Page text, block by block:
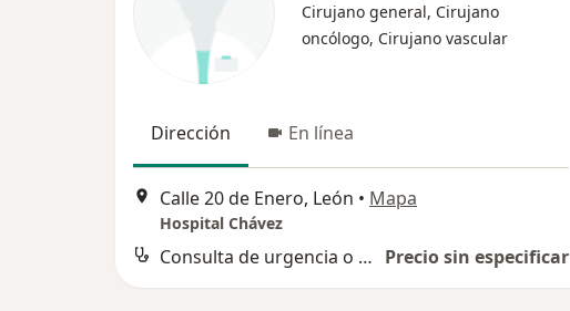
Cirujano general, Cirujano
oncólogo, Cirujano vascular
Dirección En línea
Calle 20 de Enero, León • Mapa
Hospital Chávez
Consulta de urgencia o nocturna Precio sin especificar